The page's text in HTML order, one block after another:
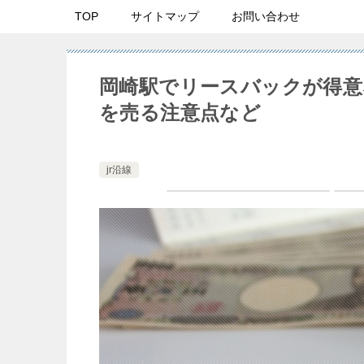
TOP サイトマップ お問い合わせ
岡崎駅でリースバックが得
を売る注意点など
jr沿線